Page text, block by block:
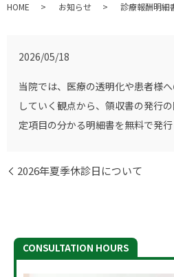
HOME お知らせ 診療報酬明細
2026/05/18
当院では、医療の透明化や患者様
していく観点から、領収書の発行
定項目の分かる明細書を無料で発行
2026年夏季休診日について
CONSULTATION HOURS